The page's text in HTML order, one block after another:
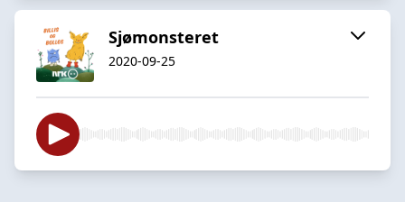
Sjømonsteret
2020-09-25